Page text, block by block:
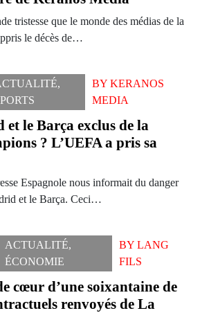
tristesse que le monde des médias de la
le décès de…
,
BYKERANOS
MEDIA
le Barça exclus de la
? L’UEFA a pris sa
Espagnole nous informait du danger
et le Barça. Ceci…
ACTUALITÉ,
ÉCONOMIE
BY LANG
FILS
cœur d’une soixantaine de
renvoyés de La